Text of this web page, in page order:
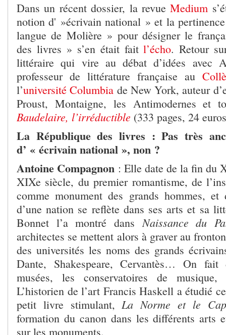
Dans un récent dossier, la revueMedium
notion d' »écrivain national » et la
langue de Molière » pour désigner le
des livres » s’en était faitl’écho. Retour
littéraire qui vire au débat d’idées avec
professeur de littérature française au
l’université Columbia de New York, auteur
Proust, Montaigne, les Antimodernes et
Baudelaire, l’irréductible (333 pages, 24
La République des livres : Pas très
d’ « écrivain national », non ?
Antoine Compagnon : Elle date de la fin du
XIXe siècle, du premier romantisme, de
comme monument des grands hommes, et
d’une nation se reflète dans ses arts et sa
Bonnet l’a montré dansNaissance du
architectes se mettent alors à graver au
des universités les noms des grands
Dante, Shakespeare, Cervantès… On
musées, les conservatoires de musique,
L’historien de l’art Francis Haskell a étudié
petit livre stimulant,La Norme et le
formation du canon dans les différents arts
sur les monuments.